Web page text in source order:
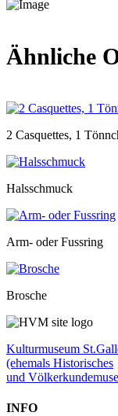
Ähnliche
2 Casquettes, 1
Halsschmuck
Arm- oder Fussring
Brosche
Kulturmuseum
(ehemals Historisches
und
INFO